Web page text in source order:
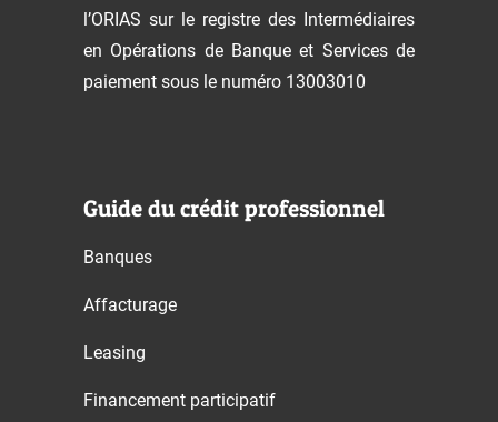
l’ORIAS sur le registre des Intermédiaires
en Opérations de Banque et Services de
paiement sous le numéro 13003010
Guide du crédit professionnel
Banques
Affacturage
Leasing
Financement participatif